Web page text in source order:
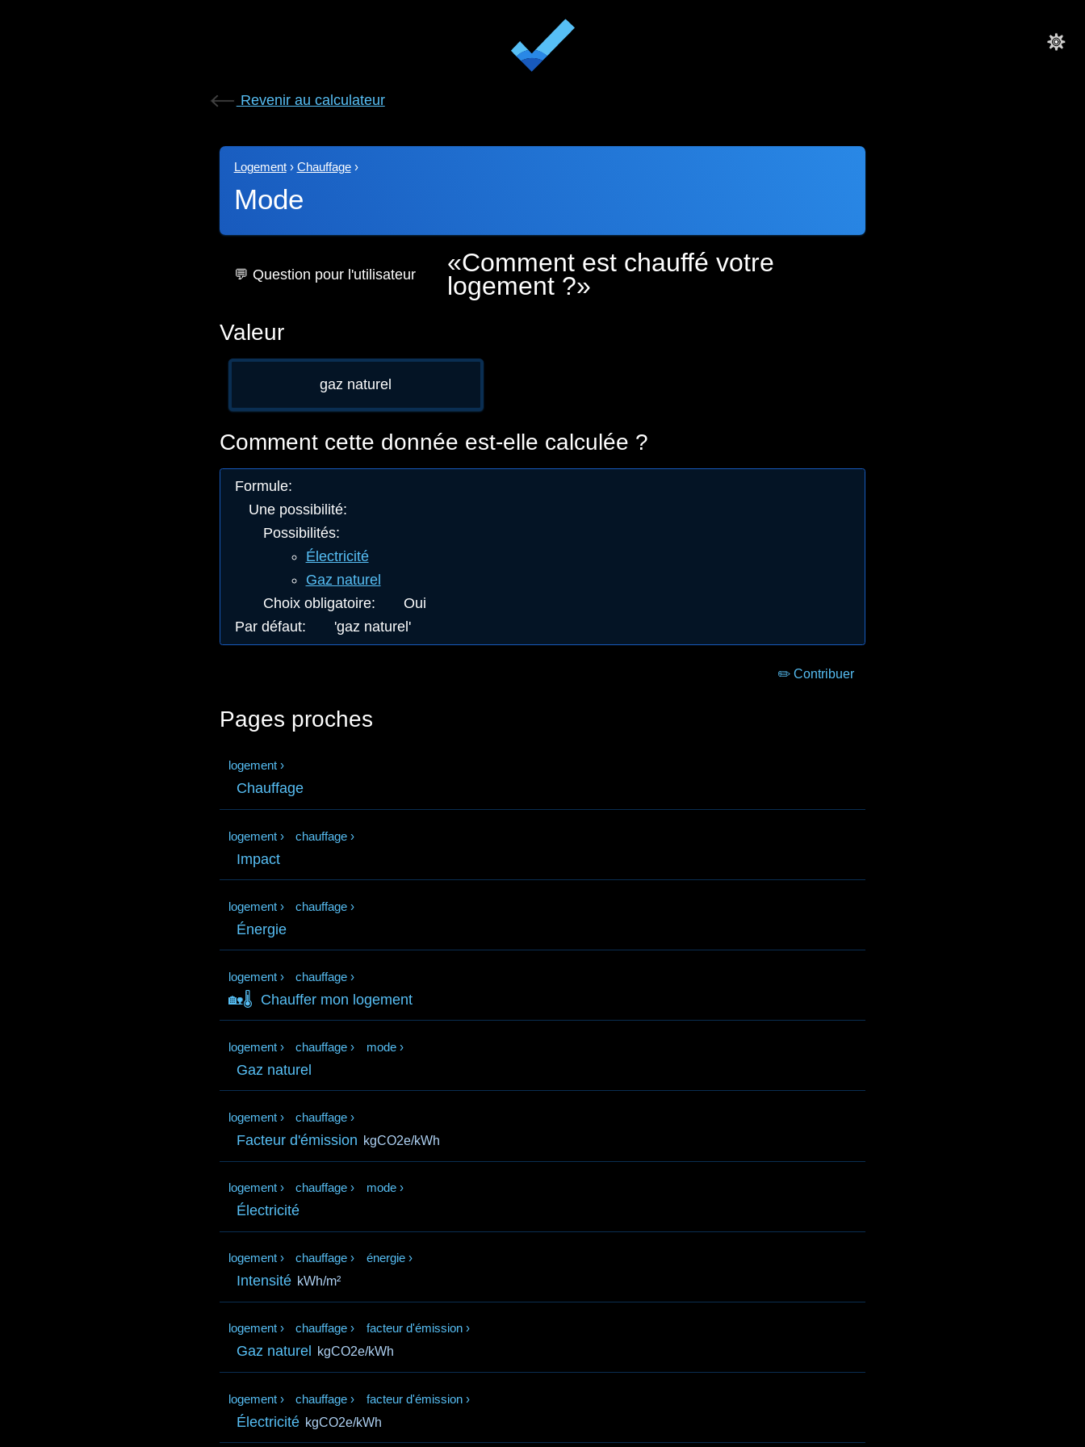
Revenir au calculateur
Logement› Chauffage›
Mode
💬 Question pour l'utilisateur
Comment est chauffé votre
logement ?
Valeur
gaz naturel
Comment cette donnée est-elle calculée ?
Formule:
Une possibilité:
Possibilités:
Électricité
Gaz naturel
Choix obligatoire:
Oui
Par défaut: 'gaz naturel'
✏️ Contribuer
Pages proches
logement ›
Chauffage
logement › chauffage ›
Impact
logement › chauffage ›
Énergie
logement › chauffage ›
🏡🌡️ Chauffer mon logement
logement › chauffage › mode ›
Gaz naturel
logement › chauffage ›
Facteur d'émission kgCO2e/kWh
logement › chauffage › mode ›
Électricité
logement › chauffage › énergie ›
Intensité kWh/m²
logement › chauffage › facteur d'émission ›
Gaz naturel kgCO2e/kWh
logement › chauffage › facteur d'émission ›
Électricité kgCO2e/kWh